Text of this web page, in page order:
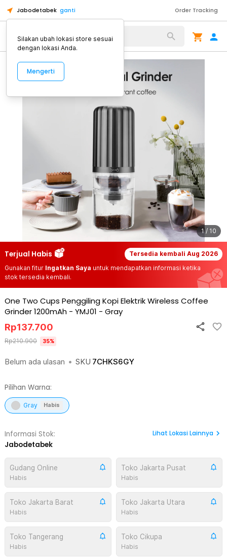
Jabodetabek ganti Order Tracking
Alat Kopi
1 / 10
Terjual Habis Tersedia kembali Aug 2026
Gunakan fitur Ingatkan Saya untuk mendapatkan informasi ketika
stok tersedia kembali.
One Two Cups Penggiling Kopi Elektrik Wireless Coffee
Grinder 1200mAh - YMJ01 - Gray
Belum ada ulasan • SKU 7CHKS6GY
Rp137.700
Rp210.900 35%
Pilihan Warna:
Gray Habis
Informasi Stok:
Jabodetabek
Lihat Lokasi Lainnya
Gudang Online
Habis
Toko Jakarta Pusat
Habis
Toko Jakarta Barat
Habis
Toko Jakarta Utara
Habis
Toko Tangerang
Habis
Toko Cikupa
Habis
Silakan ubah lokasi store sesuai
dengan lokasi Anda.
Mengerti